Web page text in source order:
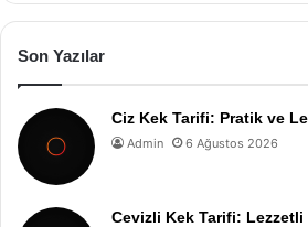
Son Yazılar
Ciz Kek Tarifi: Pratik ve
Admin 6 Ağustos 2026
Cevizli Kek Tarifi: Lezzetli